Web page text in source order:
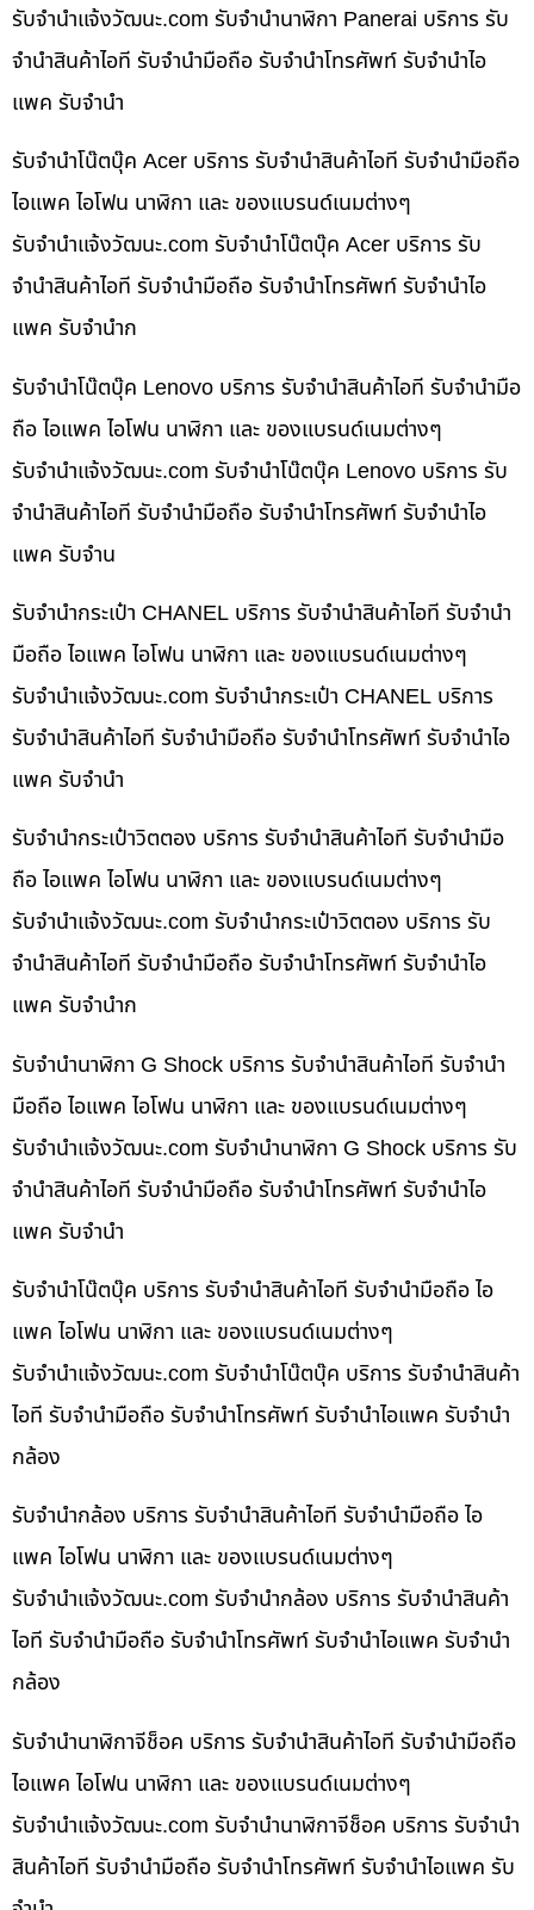
รับจํานําแจ้งวัฒนะ.com รับจำนำนาฬิกา Panerai บริการ รับ
จำนำสินค้าไอที รับจำนำมือถือ รับจำนำโทรศัพท์ รับจำนำไอ
แพค รับจำนำ
รับจำนำโน๊ตบุ๊ค Acer บริการ รับจำนำสินค้าไอที รับจำนำมือถือ
ไอแพค ไอโฟน นาฬิกา และ ของแบรนด์เนมต่างๆ
รับจํานําแจ้งวัฒนะ.com รับจำนำโน๊ตบุ๊ค Acer บริการ รับ
จำนำสินค้าไอที รับจำนำมือถือ รับจำนำโทรศัพท์ รับจำนำไอ
แพค รับจำนำก
รับจำนำโน๊ตบุ๊ค Lenovo บริการ รับจำนำสินค้าไอที รับจำนำมือ
ถือ ไอแพค ไอโฟน นาฬิกา และ ของแบรนด์เนมต่างๆ
รับจํานําแจ้งวัฒนะ.com รับจำนำโน๊ตบุ๊ค Lenovo บริการ รับ
จำนำสินค้าไอที รับจำนำมือถือ รับจำนำโทรศัพท์ รับจำนำไอ
แพค รับจำน
รับจำนำกระเป๋า CHANEL บริการ รับจำนำสินค้าไอที รับจำนำ
มือถือ ไอแพค ไอโฟน นาฬิกา และ ของแบรนด์เนมต่างๆ
รับจํานําแจ้งวัฒนะ.com รับจำนำกระเป๋า CHANEL บริการ
รับจำนำสินค้าไอที รับจำนำมือถือ รับจำนำโทรศัพท์ รับจำนำไอ
แพค รับจำนำ
รับจำนำกระเป๋าวิตตอง บริการ รับจำนำสินค้าไอที รับจำนำมือ
ถือ ไอแพค ไอโฟน นาฬิกา และ ของแบรนด์เนมต่างๆ
รับจํานําแจ้งวัฒนะ.com รับจำนำกระเป๋าวิตตอง บริการ รับ
จำนำสินค้าไอที รับจำนำมือถือ รับจำนำโทรศัพท์ รับจำนำไอ
แพค รับจำนำก
รับจำนำนาฬิกา G Shock บริการ รับจำนำสินค้าไอที รับจำนำ
มือถือ ไอแพค ไอโฟน นาฬิกา และ ของแบรนด์เนมต่างๆ
รับจํานําแจ้งวัฒนะ.com รับจำนำนาฬิกา G Shock บริการ รับ
จำนำสินค้าไอที รับจำนำมือถือ รับจำนำโทรศัพท์ รับจำนำไอ
แพค รับจำนำ
รับจำนำโน๊ตบุ๊ค บริการ รับจำนำสินค้าไอที รับจำนำมือถือ ไอ
แพค ไอโฟน นาฬิกา และ ของแบรนด์เนมต่างๆ
รับจํานําแจ้งวัฒนะ.com รับจำนำโน๊ตบุ๊ค บริการ รับจำนำสินค้า
ไอที รับจำนำมือถือ รับจำนำโทรศัพท์ รับจำนำไอแพค รับจำนำ
กล้อง
รับจำนำกล้อง บริการ รับจำนำสินค้าไอที รับจำนำมือถือ ไอ
แพค ไอโฟน นาฬิกา และ ของแบรนด์เนมต่างๆ
รับจํานําแจ้งวัฒนะ.com รับจำนำกล้อง บริการ รับจำนำสินค้า
ไอที รับจำนำมือถือ รับจำนำโทรศัพท์ รับจำนำไอแพค รับจำนำ
กล้อง
รับจำนำนาฬิกาจีช็อค บริการ รับจำนำสินค้าไอที รับจำนำมือถือ
ไอแพค ไอโฟน นาฬิกา และ ของแบรนด์เนมต่างๆ
รับจํานําแจ้งวัฒนะ.com รับจำนำนาฬิกาจีช็อค บริการ รับจำนำ
สินค้าไอที รับจำนำมือถือ รับจำนำโทรศัพท์ รับจำนำไอแพค รับ